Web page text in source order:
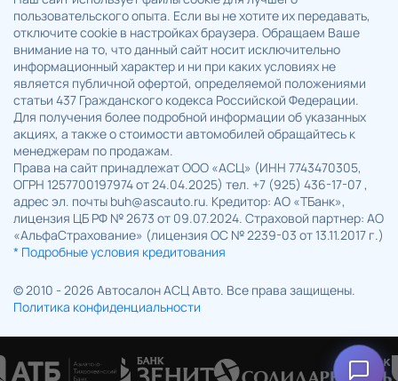
пользовательского опыта. Если вы не хотите их передавать,
отключите cookie в настройках браузера. Обращаем Ваше
внимание на то, что данный сайт носит исключительно
информационный характер и ни при каких условиях не
является публичной офертой, определяемой положениями
статьи 437 Гражданского кодекса Российской Федерации.
Для получения более подробной информации об указанных
акциях, а также о стоимости автомобилей обращайтесь к
менеджерам по продажам.
Права на сайт принадлежат ООО «АСЦ» (ИНН 7743470305,
ОГРН 1257700197974 от 24.04.2025) тел. +7 (925) 436-17-07 ,
адрес эл. почты buh@ascauto.ru. Кредитор: АО «ТБанк»,
лицензия ЦБ РФ № 2673 от 09.07.2024. Страховой партнер: АО
«АльфаСтрахование» (лицензия ОС № 2239-03 от 13.11.2017 г.)
* Подробные условия кредитования
© 2010 - 2026 Автосалон АСЦ Авто. Все права защищены.
Политика конфиденциальности